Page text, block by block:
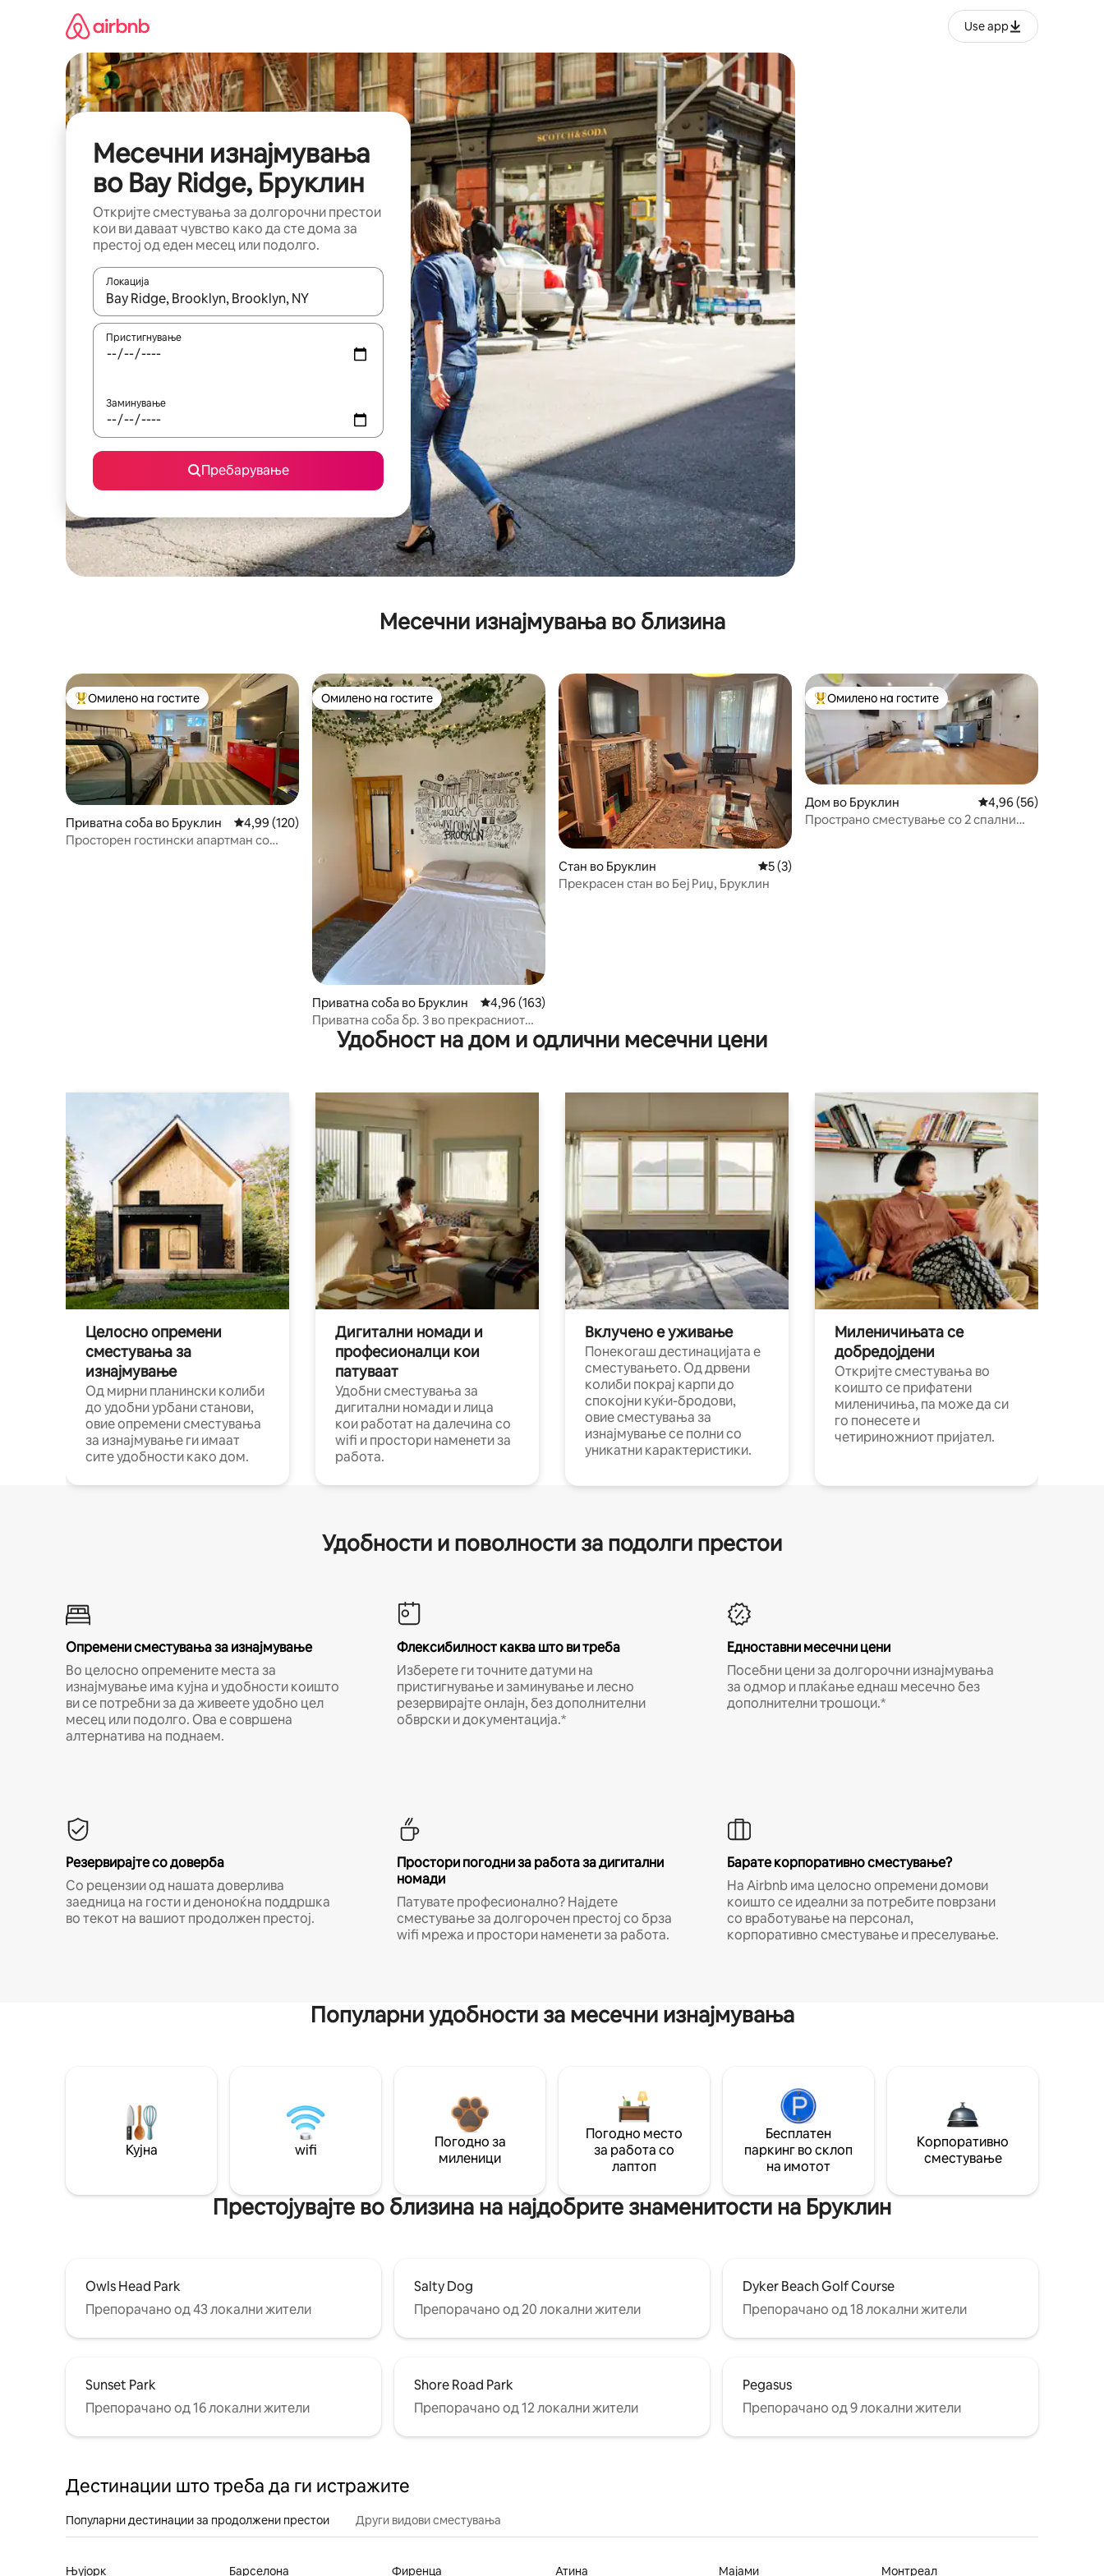
Use app
Месечни изнајмувања
во Bay Ridge, Бруклин
Откријте сместувања за долгорочни престои
кои ви даваат чувство како да сте дома за
престој од еден месец или подолго.
Локација
Кога резултатите се достапни, движете се со копчињата со стрелки нагоре и надолу или истражувајте со допирање или со лизгање.
Пристигнување
Заминување
Пребарување
Месечни изнајмувања во близина
Меѓу најуспешните „Омилени на гостите“
Омилено на гостите
Приватна соба во Бруклин Просечна оцена: 4,99 од 5, 120 рецензии
4,99 (120)
Просторен гостински апартман со
Омилено на гостите
Омилено на гостите
Приватна соба во Бруклин Просечна оцена: 4,96 од 5, 163 рецензии
4,96 (163)
Приватна соба бр. 3 во прекрасниот
залив Риџ
Стан во Бруклин Просечна оцена: 5 од 5, 3 рецензии
5 (3)
Прекрасен стан во Беј Риџ, Бруклин
Меѓу најуспешните „Омилени на гостите“
Омилено на гостите
Дом во Бруклин Просечна оцена:
4,96 (56)
Пространо сместување со 2 спални
Удобност на дом и одлични месечни цени
Целосно опремени
сместувања за
изнајмување
Од мирни планински колиби
до удобни урбани станови,
овие опремени сместувања
за изнајмување ги имаат
сите удобности како дом.
Дигитални номади и
професионалци кои
патуваат
Удобни сместувања за
дигитални номади и лица
кои работат на далечина со
wifi и простори наменети за
работа.
Вклучено е уживање
Понекогаш дестинацијата е
сместувањето. Од дрвени
колиби покрај карпи до
спокојни куќи-бродови,
овие сместувања за
изнајмување се полни со
уникатни карактеристики.
Миленичињата се
добредојдени
Откријте сместувања во
коишто се прифатени
миленичиња, па може да си
го понесете и
четириножниот пријател.
Удобности и поволности за подолги престои
Опремени сместувања за изнајмување
Во целосно опремените места за
изнајмување има кујна и удобности коишто
ви се потребни за да живеете удобно цел
месец или подолго. Ова е совршена
алтернатива на поднаем.
Флексибилност каква што ви треба
Изберете ги точните датуми на
пристигнување и заминување и лесно
резервирајте онлајн, без дополнителни
обврски и документација.*
Едноставни месечни цени
Посебни цени за долгорочни изнајмувања
за одмор и плаќање еднаш месечно без
дополнителни трошоци.*
Резервирајте со доверба
Со рецензии од нашата доверлива
заедница на гости и деноноќна поддршка
во текот на вашиот продолжен престој.
Простори погодни за работа за дигитални
номади
Патувате професионално? Најдете
сместување за долгорочен престој со брза
wifi мрежа и простори наменети за работа.
Барате корпоративно сместување?
На Airbnb има целосно опремени домови
коишто се идеални за потребите поврзани
со вработување на персонал,
корпоративно сместување и преселување.
Популарни удобности за месечни изнајмувања
Кујна wifi
Погодно за
миленици
Погодно место
за работа со
лаптоп
Бесплатен
паркинг во склоп
на имотот
Корпоративно
сместување
Престојувајте во близина на најдобрите знаменитости на Бруклин
Owls Head Park
Препорачано од 43 локални жители
Salty Dog
Препорачано од 20 локални жители
Dyker Beach Golf Course
Препорачано од 18 локални жители
Sunset Park
Препорачано од 16 локални жители
Shore Road Park
Препорачано од 12 локални жители
Pegasus
Препорачано од 9 локални жители
Дестинации што треба да ги истражите
Популарни дестинации за продолжени престои Други видови сместувања
Њујорк Барселона Фиренца Атина Мајами Монтреал